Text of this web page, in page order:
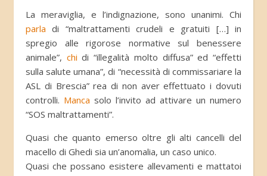
La meraviglia, e l’indignazione, sono unanimi. Chi
parla di “maltrattamenti crudeli e gratuiti […] in
spregio alle rigorose normative sul benessere
animale”, chi di “illegalità molto diffusa” ed “effetti
sulla salute umana”, di “necessità di commissariare la
ASL di Brescia” rea di non aver effettuato i dovuti
controlli. Manca solo l’invito ad attivare un numero
“SOS maltrattamenti”.
Quasi che quanto emerso oltre gli alti cancelli del
macello di Ghedi sia un’anomalia, un caso unico.
Quasi che possano esistere allevamenti e mattatoi